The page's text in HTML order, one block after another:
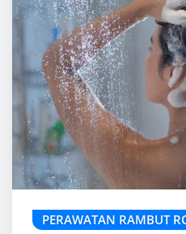
PERAWATAN RAMBUT